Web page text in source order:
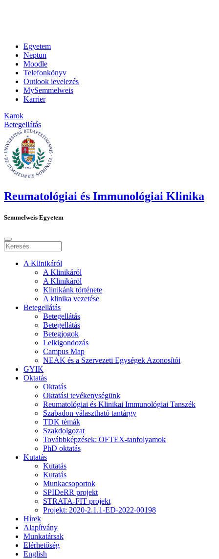
Egyetem
Neptun
Moodle
Telefonkönyv
Outlook levelezés
MySemmelweis
Karrier
Karok
Betegellátás
Reumatológiai és Immunológiai Klinika
Semmelweis Egyetem
A Klinikáról
A Klinikáról
A Klinikáról
Klinikánk története
A klinika vezetése
Betegellátás
Betegellátás
Betegellátás
Betegjogok
Lelkigondozás
Campus Map
NEAK és a Szervezeti Egységek Azonosítói
GYIK
Oktatás
Oktatás
Oktatási tevékenységünk
Reumatológiai és Klinikai Immunológiai Tanszék
Szabadon választható tantárgy
TDK témák
Szakdolgozat
Továbbképzések: OFTEX-tanfolyamok
PhD oktatás
Kutatás
Kutatás
Kutatás
Munkacsoportok
SPIDeRR projekt
STRATA-FIT projekt
Projekt: 2020-2.1.1-ED-2022-00198
Hírek
Alapítvány
Munkatársak
Elérhetőség
English